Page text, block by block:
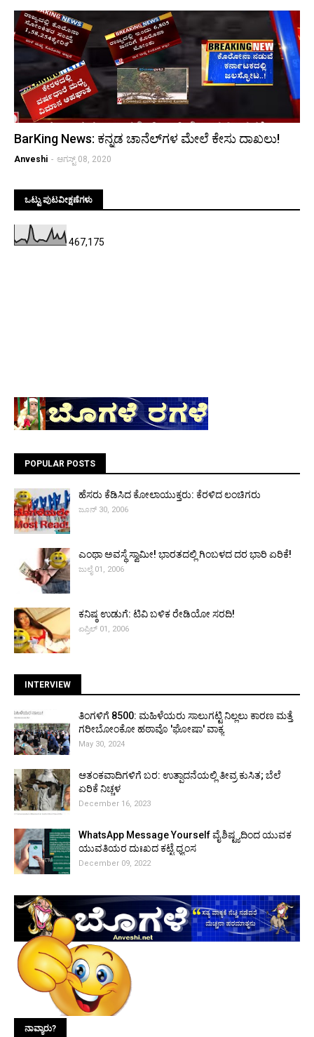
BarKing News: ಕನ್ನಡ ಚಾನೆಲ್‌ಗಳ ಮೇಲೆ ಕೇಸು ದಾಖಲು!
Anveshi - ಆಗಸ್ಟ್ 08, 2020
ಒಟ್ಟು ಪುಟವೀಕ್ಷಣೆಗಳು
467,175
POPULAR POSTS
ಹೆಸರು ಕೆಡಿಸಿದ ಕೋಲಾಯುಕ್ತರು: ಕೆರಳಿದ ಲಂಚಿಗರು
ಜೂನ್ 30, 2006
ಎಂಥಾ ಅವಸ್ಥೆ ಸ್ವಾಮೀ! ಭಾರತದಲ್ಲಿ ಗಿಂಬಳದ ದರ ಭಾರಿ ಏರಿಕೆ!
ಜುಲೈ 01, 2006
ಕನಿಷ್ಠ ಉಡುಗೆ: ಟಿವಿ ಬಳಿಕ ರೇಡಿಯೋ ಸರದಿ!
ಏಪ್ರಿಲ್ 01, 2006
INTERVIEW
ತಿಂಗಳಿಗೆ ₹8500: ಮಹಿಳೆಯರು ಸಾಲುಗಟ್ಟಿ ನಿಲ್ಲಲು ಕಾರಣ ಮತ್ತೆ
ಗರೀಬೋಂಕೋ ಹಠಾವೊ 'ಘೋಷಾ' ವಾಕ್ಯ
May 30, 2024
ಆತಂಕವಾದಿಗಳಿಗೆ ಬರ: ಉತ್ಪಾದನೆಯಲ್ಲಿ ತೀವ್ರ ಕುಸಿತ; ಬೆಲೆ
ಏರಿಕೆ ನಿಚ್ಚಳ
December 16, 2023
WhatsApp Message Yourself ವೈಶಿಷ್ಟ್ಯದಿಂದ ಯುವಕ
ಯುವತಿಯರ ದುಃಖದ ಕಟ್ಟೆ ಧ್ವಂಸ
December 09, 2022
ನಾವ್ಯಾರು?